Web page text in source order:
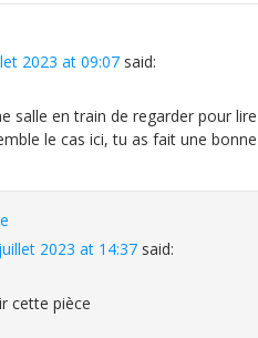
2023 at 09:07 said:
salle en train de regarder pour
le cas ici, tu as fait une
2023 at 14:37 said:
cette pièce